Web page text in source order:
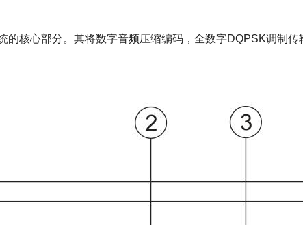
核心部分。其将数字音频压缩编码，全数字DQPSK调制